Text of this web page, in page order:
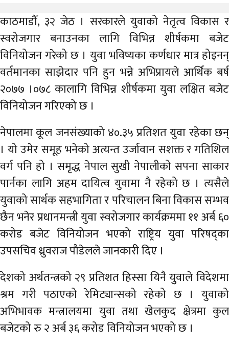
मनोरञ्जन/
साहित्य
अर्थ
अन्तरवार्ता
बहस
काठमाडौँ, ३२ जेठ । सरकारले युवाको नेतृत्व विकास र
स्वरोजगार बनाउनका लागि विभिन्न शीर्षकमा बजेट
विनियोजन गरेको छ । युवा भविष्यका कर्णधार मात्र होइनन्
वर्तमानका साझेदार पनि हुन भन्ने अभिप्रायले आर्थिक बर्ष
२०७७ ।०७८ कालागि विभिन्न शीर्षकमा युवा लक्षित बजेट
विनियोजन गरिएको छ ।
नेपालमा कूल जनसंख्याको ४०.३५ प्रतिशत युवा रहेका छन्
। यो उमेर समूह भनेको अत्यन्त उर्जावान सशक्त र गतिशिल
वर्ग पनि हो । समृद्ध नेपाल सुखी नेपालीको सपना साकार
पार्नका लागि अहम दायित्व युवामा नै रहेको छ । त्यसैले
युवाको सार्थक सहभागिता र परिचालन बिना विकास सम्भव
छैन भनेर प्रधानमन्त्री युवा स्वरोजगार कार्यक्रममा ११ अर्ब ६०
करोड बजेट विनियोजन भएको राष्ट्रिय युवा परिषद्का
उपसचिव ध्रुवराज पौडेलले जानकारी दिए ।
देशको अर्थतन्त्रको २९ प्रतिशत हिस्सा यिनै युुवाले विदेशमा
श्रम गरी पठाएको रेमिट्यान्सको रहेको छ । युवाको
अभिभावक मन्त्रालयमा युवा तथा खेलकुद क्षेत्रमा कुल
बजेटको रु २ अर्ब ३६ करोड विनियोजन भएको छ ।